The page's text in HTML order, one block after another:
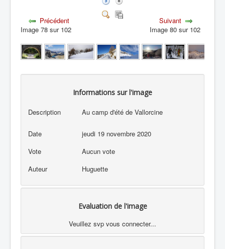
Précédent
Image 78 sur 102
Suivant
Image 80 sur 102
Informations sur l'image
Description Au camp d'été de Vallorcine
Date
jeudi 19 novembre 2020
Vote
Aucun vote
Auteur
Huguette
Evaluation de l'image
Veuillez svp vous connecter...